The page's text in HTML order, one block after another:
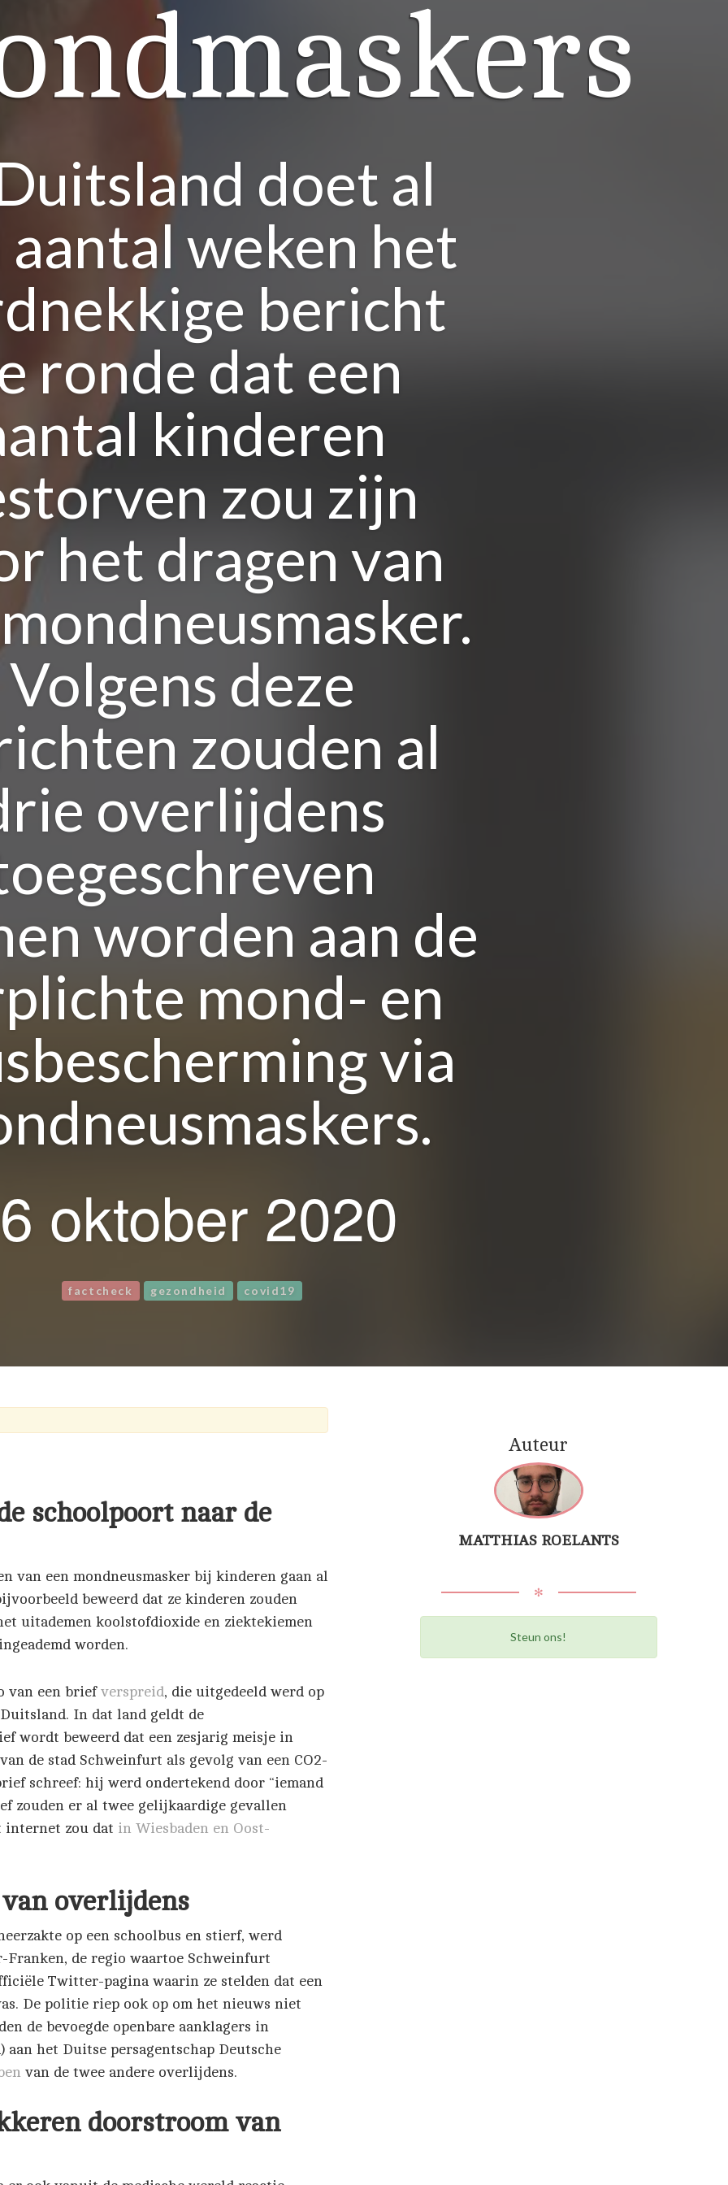
doet al
aantal weken het
bericht
ronde dat een
kinderen
zou zijn
het dragen van
Volgens deze
zouden al
overlijdens
worden aan de
mond- en
via
oktober 2020
factcheck gezondheid covid19
schoolpoort naar de
van een mondneusmasker bij kinderen gaan al
beweerd dat ze kinderen zouden
uitademen koolstofdioxide en ziektekiemen
worden.
van een brief verspreid, die uitgedeeld werd op
In dat land geldt de
wordt beweerd dat een zesjarig meisje in
de stad Schweinfurt als gevolg van een CO2-
schreef: hij werd ondertekend door “iemand
zouden er al twee gelijkaardige gevallen
internet zou dat in Wiesbaden en Oost-
overlijdens
op een schoolbus en stierf, werd
de regio waartoe Schweinfurt
Twitter-pagina waarin ze stelden dat een
De politie riep ook op om het nieuws niet
de bevoegde openbare aanklagers in
het Duitse persagentschap Deutsche
van de twee andere overlijdens.
doorstroom van
Auteur
MATTHIAS ROELANTS
✻
Steun ons!